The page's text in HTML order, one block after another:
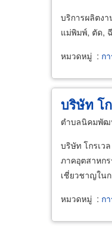
บริการผลิตง
แม่พิมพ์, ตัด,
หมวดหมู่ : ก
บริษัท โ
ตำบลนิคมพัฒ
บริษัท โกรเว
ภาคอุตสาหก
เชี่ยวชาญใน
หมวดหมู่ : ก